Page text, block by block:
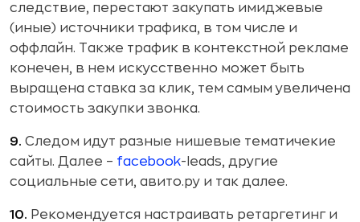
следствие, перестают закупать имиджевые
(иные) источники трафика, в том числе и
оффлайн. Также трафик в контекстной рекламе
конечен, в нем искусственно может быть
выращена ставка за клик, тем самым увеличена
стоимость закупки звонка.
9. Следом идут разные нишевые тематичекие
сайты. Далее – facebook-leads, другие
социальные сети, авито.ру и так далее.
10. Рекомендуется настраивать ретаргетинг и